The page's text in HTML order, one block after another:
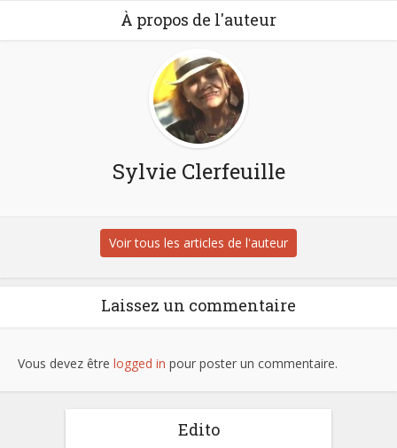
À propos de l'auteur
Sylvie Clerfeuille
Voir tous les articles de l'auteur
Laissez un commentaire
Vous devez être logged in pour poster un commentaire.
Edito